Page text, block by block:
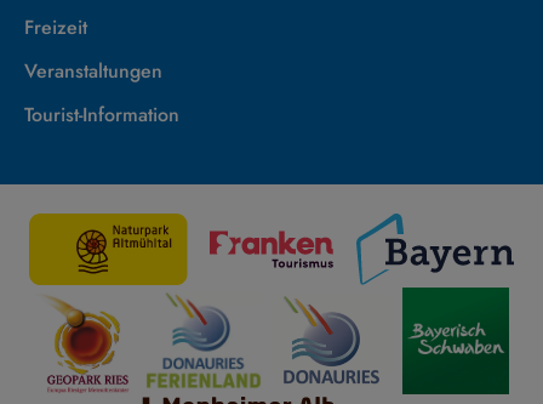
Freizeit
Veranstaltungen
Tourist-Information